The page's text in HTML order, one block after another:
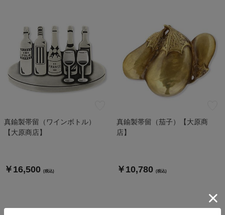
真鍮製帯留（ワインボトル）
【大原商店】
￥16,500 (税込)
真鍮製帯留（茄子）【大原商
店】
￥10,780 (税込)